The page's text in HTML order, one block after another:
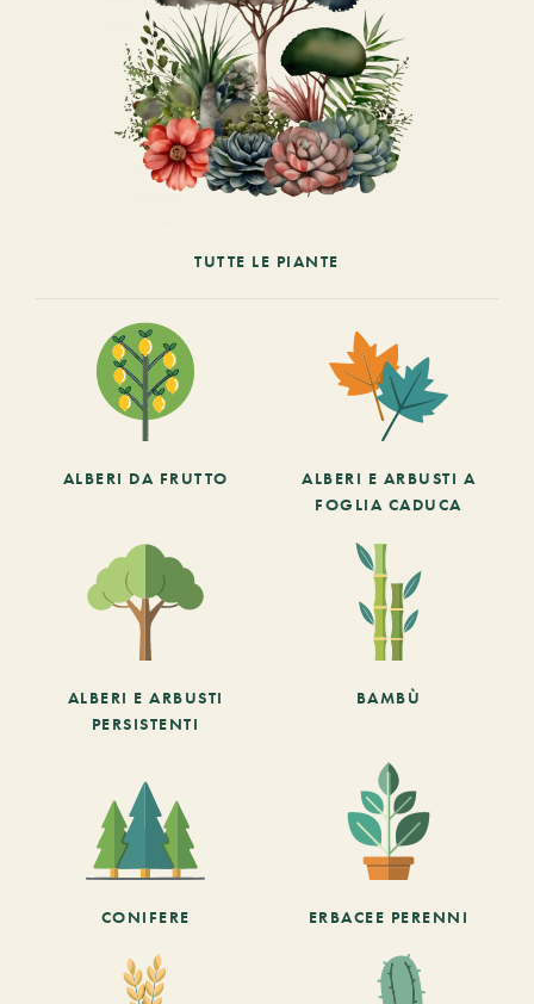
TUTTE LE PIANTE
ALBERI DA FRUTTO
ALBERI E ARBUSTI A
FOGLIA CADUCA
ALBERI E ARBUSTI
PERSISTENTI
BAMBÙ
CONIFERE ERBACEE PERENNI